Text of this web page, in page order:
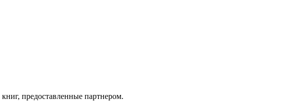
предоставленные партнером.